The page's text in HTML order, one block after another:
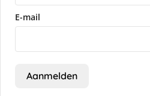
E-mail
Aanmelden